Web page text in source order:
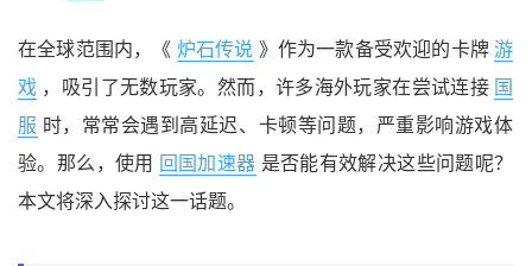
在全球范围内，《 炉石传说 》作为一款备受欢迎的卡牌 游
戏 ，吸引了无数玩家。然而，许多海外玩家在尝试连接 国
服 时，常常会遇到高延迟、卡顿等问题，严重影响游戏体
验。那么，使用 回国加速器 是否能有效解决这些问题呢？
本文将深入探讨这一话题。